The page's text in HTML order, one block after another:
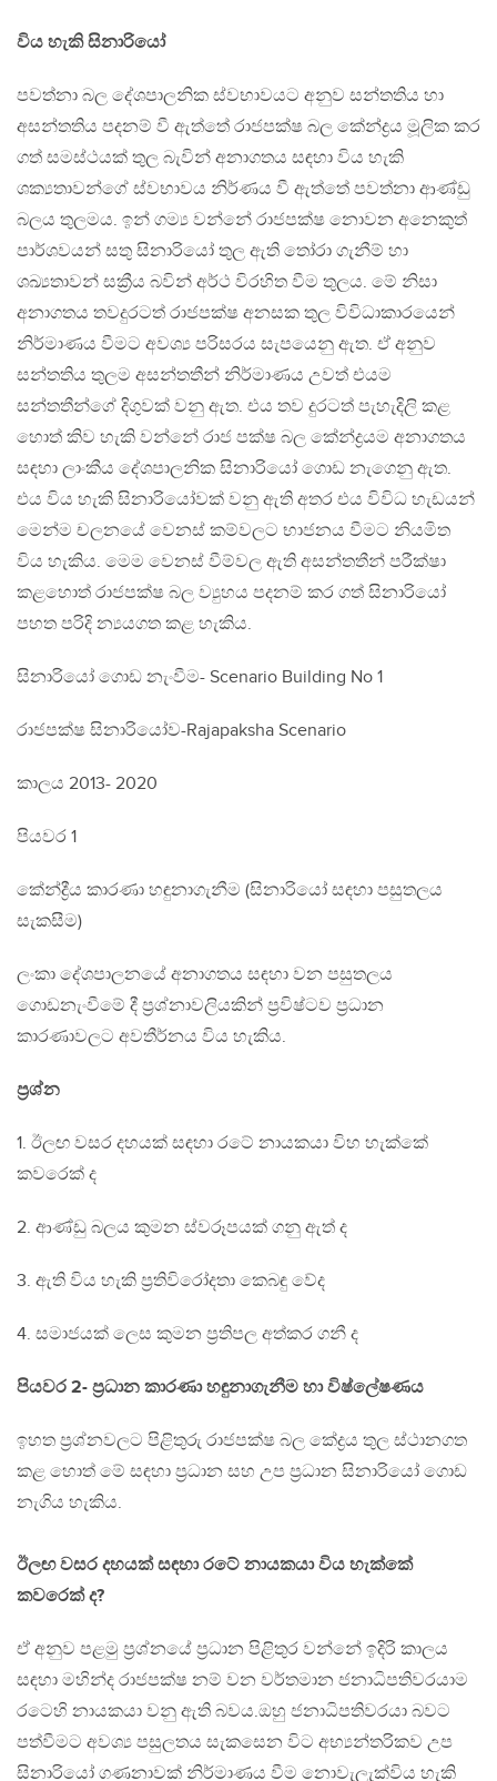
විය හැකි සිනාරියෝ
පවත්නා බල දේශපාලනික ස්වභාවයට අනුව සන්තතිය හා
අසන්තතිය පදනම් වී ඇත්තේ රාජපක්ෂ බල කේන්ද්‍රය මූලික කර
ගත් සමස්ථයක් තුල බැවින් අනාගතය සඳහා විය හැකි
ශක්‍යතාවන්ගේ ස්වභාවය නිර්ණය වී ඇත්තේ පවත්නා ආණ්ඩු
බලය තුලමය. ඉන් ගම්‍ය වන්නේ රාජපක්ෂ නොවන අනෙකුත්
පාර්ශවයන් සතු සිනාරියෝ තුල ඇති තෝරා ගැනීම් හා
ශඛ්‍යතාවන් සක්‍රීය බවින් අර්ථ විරහිත වීම තුලය. මේ නිසා
අනාගතය තවදුරටත් රාජපක්ෂ අනසක තුල විවිධාකාරයෙන්
නිර්මාණය වීමට අවශ්‍ය පරිසරය සැපයෙනු ඇත. ඒ අනුව
සන්තතිය තුලම අසන්තතීන් නිර්මාණය උවත් එයම
සන්තතීන්ගේ දිගුවක් වනු ඇත. එය තව දුරටත් පැහැදිලි කළ
හොත් කිව හැකි වන්නේ රාජ පක්ෂ බල කේන්ද්‍රයම අනාගතය
සඳහා ලාංකීය දේශපාලනික සිනාරියෝ ගොඩ නැගෙනු ඇත.
එය විය හැකි සිනාරියෝවක් වනු ඇති අතර එය විවිධ හැඩයන්
මෙන්ම චලනයේ වෙනස් කම්වලට භාජනය වීමට නියමිත
විය හැකිය. මෙම වෙනස් වීම්වල ඇති අසන්තතීන් පරීක්ෂා
කළහොත් රාජපක්ෂ බල ව්‍යුහය පදනම් කර ගත් සිනාරියෝ
පහත පරිදි න්‍යයගත කළ හැකිය.
සිනාරියෝ ගොඩ නැංවීම- Scenario Building No 1
රාජපක්ෂ සිනාරියෝව-Rajapaksha Scenario
කාලය 2013- 2020
පියවර 1
කේන්ද්‍රීය කාරණා හඳුනාගැනීම (සිනාරියෝ සඳහා පසුතලය
සැකසීම)
ලංකා දේශපාලනයේ අනාගතය සඳහා වන පසුතලය
ගොඩනැංවීමේ දී ප්‍රශ්නාවලියකින් ප්‍රවිෂ්ටව ප්‍රධාන
කාරණාවලට අවතීර්නය විය හැකිය.
ප්‍රශ්න
1. ඊලඟ වසර දහයක් සඳහා රටේ නායකයා විහ හැක්කේ
කවරෙක් ද
2. ආණ්ඩු බලය කුමන ස්වරූපයක් ගනු ඇත් ද
3. ඇති විය හැකි ප්‍රතිවිරෝදතා කෙබඳු වේද
4. සමාජයක් ලෙස කුමන ප්‍රතිපල අත්කර ගනී ද
පියවර 2- ප්‍රධාන කාරණා හඳුනාගැනීම හා විෂ්ලේෂණය
ඉහත ප්‍රශ්නවලට පිළිතුරු රාජපක්ෂ බල කේද්‍රය තුල ස්ථානගත
කළ හොත් මේ සඳහා ප්‍රධාන සහ උප ප්‍රධාන සිනාරියෝ ගොඩ
නැගිය හැකිය.
ඊලඟ වසර දහයක් සඳහා රටේ නායකයා විය හැක්කේ
කවරෙක් ද?
ඒ අනුව පළමු ප්‍රශ්නයේ ප්‍රධාන පිළිතුර වන්නේ ඉදිරි කාලය
සඳහා මහින්ද රාජපක්ෂ නම් වන වර්තමාන ජනාධිපතිවරයාම
රටෙහි නායකයා වනු ඇති බවය.ඔහු ජනාධිපතිවරයා බවට
පත්වීමට අවශ්‍ය පසුලතය සැකසෙන විට අභ්‍යන්තරිකව උප
සිනාරියෝ ගණනාවක් නිර්මාණය වීම නොවැලැක්විය හැකි